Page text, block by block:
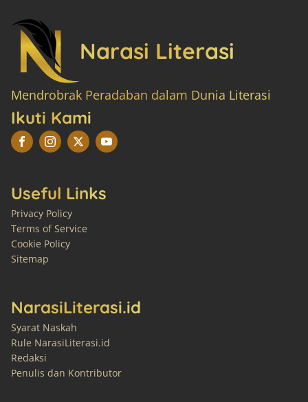
Narasi Literasi
Mendrobrak Peradaban dalam Dunia Literasi
Ikuti Kami
Useful Links
Privacy Policy
Terms of Service
Cookie Policy
Sitemap
NarasiLiterasi.id
Syarat Naskah
Rule NarasiLiterasi.id
Redaksi
Penulis dan Kontributor